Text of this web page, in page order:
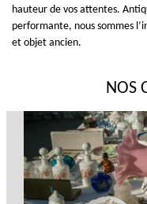
hauteur de vos attentes.
performante, nous sommes
et objet ancien.
NOS